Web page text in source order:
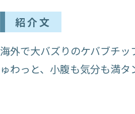
紹介文
海外で大バズりのケバブチ
ゅわっと、小腹も気分も満タ